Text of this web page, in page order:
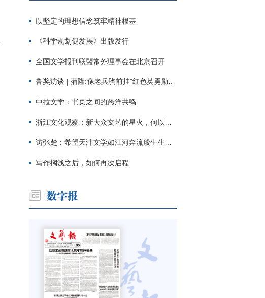
以坚定的理想信念筑牢精神根基
《科学规划促发展》出版发行
全国文学报刊联盟常务理事会在北京召开
鲁奖访谈 | 蒲隆:像老兵胸前挂"红色英勇勋章"
中拉文学：书页之间的跨洋共鸣
浙江文化观察：新大众文艺的星火，何以燎原？
访张楚：希望天津文学如江河奔流般生生不息
写作搁浅之后，如何再次启程